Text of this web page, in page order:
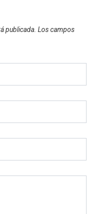
publicada. Los campos